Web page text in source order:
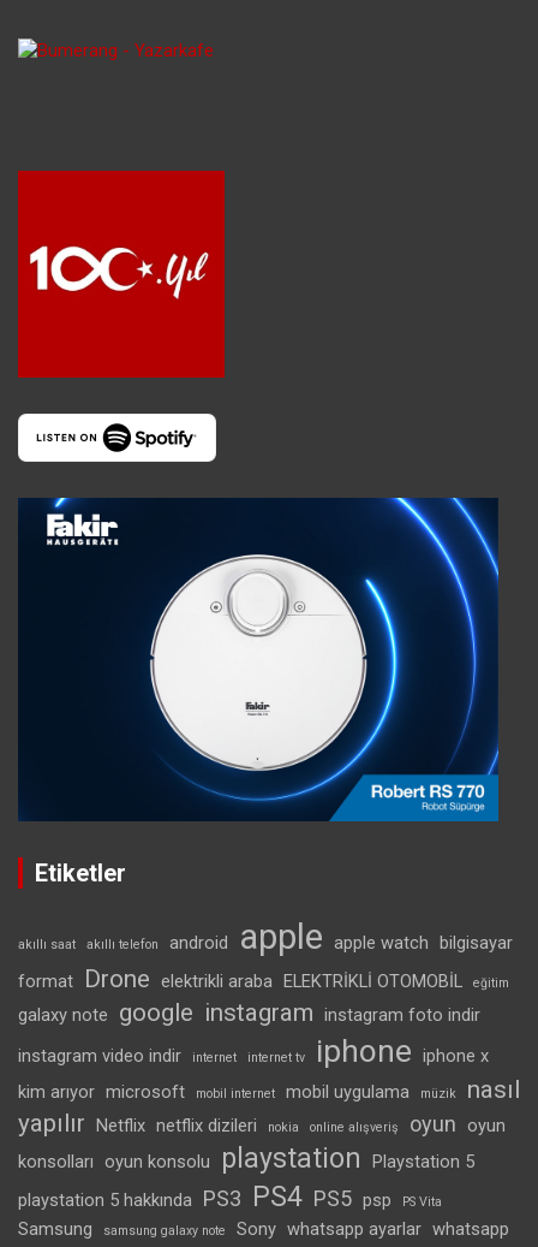
Etiketler
akıllı saat akıllı telefon android apple apple watch bilgisayar
format
Drone elektrikli araba ELEKTRİKLİ OTOMOBİL eğitim
galaxy note google instagram instagram foto indir
instagram video indir
internet internet tv iphone iphone x
kim arıyor microsoft mobil internet mobil uygulama müzik
nasıl
yapılır Netflix netflix dizileri nokia online alışveriş oyun
oyun
konsolları
oyun konsolu playstation
Playstation 5
playstation 5 hakkında PS3 PS4 PS5 psp PS Vita
Samsung samsung galaxy note Sony whatsapp ayarlar whatsapp